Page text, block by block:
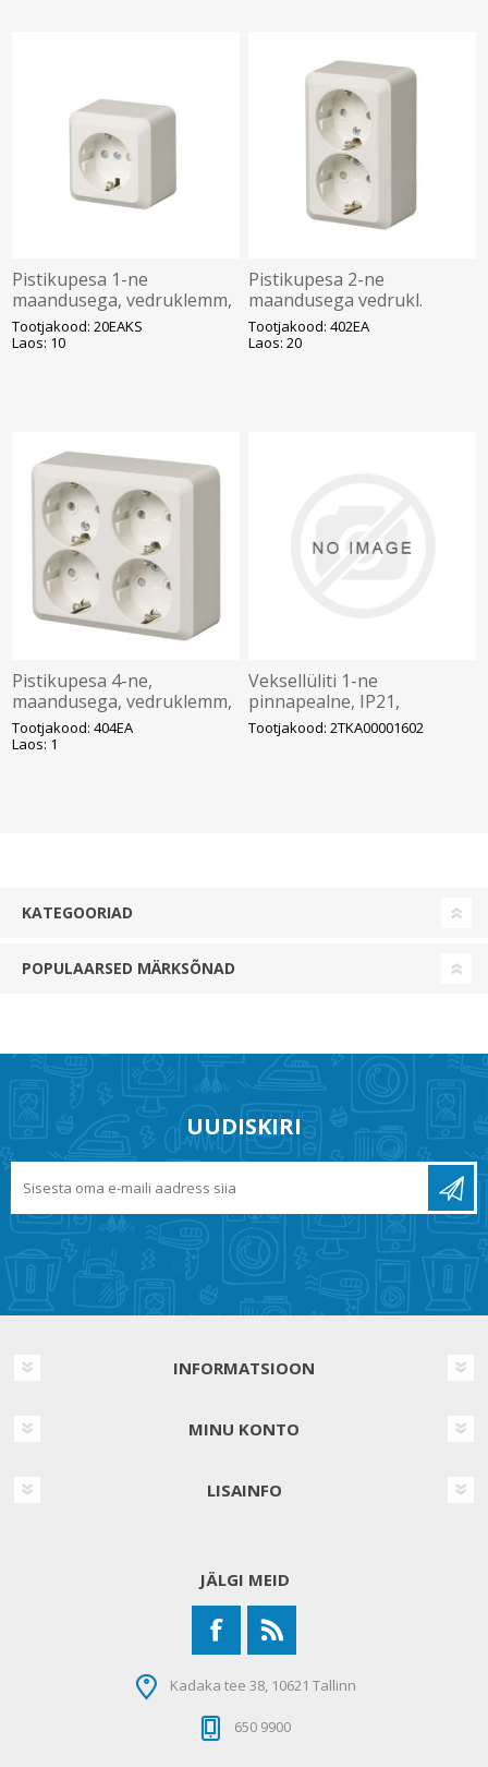
Pistikupesa 1-ne
maandusega, vedruklemm,
pinnapealne, Jussi, IP20,
valge
Tootjakood: 20EAKS
Laos: 10
Pistikupesa 2-ne
maandusega vedrukl.
pinnapealne, Jussi, IP20,
valge
Tootjakood: 402EA
Laos: 20
Pistikupesa 4-ne,
maandusega, vedruklemm,
IP20 valge, pinnapealne,
Jussi, IP20, valge
Tootjakood: 404EA
Laos: 1
Veksellüliti 1-ne
pinnapealne, IP21,
antratsiit Impressivo
Tootjakood: 2TKA00001602
KATEGOORIAD
POPULAARSED MÄRKSÕNAD
UUDISKIRI
INFORMATSIOON
MINU KONTO
LISAINFO
JÄLGI MEID
Kadaka tee 38, 10621 Tallinn
650 9900